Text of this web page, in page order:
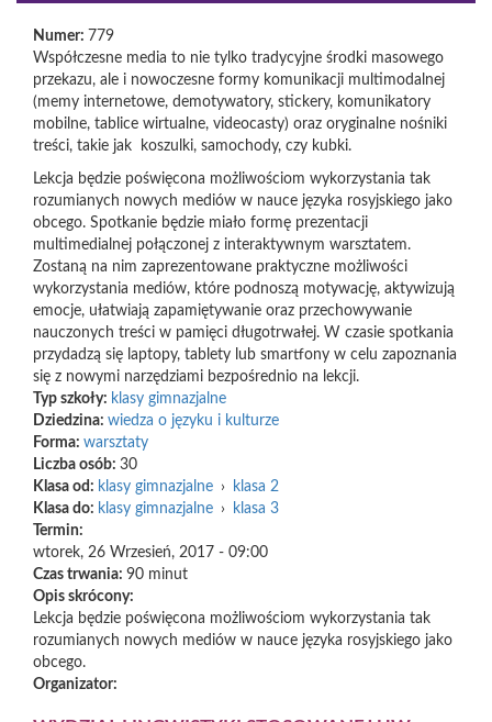
Numer: 779
Współczesne media to nie tylko tradycyjne środki masowego
przekazu, ale i nowoczesne formy komunikacji multimodalnej
(memy internetowe, demotywatory, stickery, komunikatory
mobilne, tablice wirtualne, videocasty) oraz oryginalne nośniki
treści, takie jak koszulki, samochody, czy kubki.
Lekcja będzie poświęcona możliwościom wykorzystania tak
rozumianych nowych mediów w nauce języka rosyjskiego jako
obcego. Spotkanie będzie miało formę prezentacji
multimedialnej połączonej z interaktywnym warsztatem.
Zostaną na nim zaprezentowane praktyczne możliwości
wykorzystania mediów, które podnoszą motywację, aktywizują
emocje, ułatwiają zapamiętywanie oraz przechowywanie
nauczonych treści w pamięci długotrwałej. W czasie spotkania
przydadzą się laptopy, tablety lub smartfony w celu zapoznania
się z nowymi narzędziami bezpośrednio na lekcji.
Typ szkoły: klasy gimnazjalne
Dziedzina: wiedza o języku i kulturze
Forma: warsztaty
Liczba osób: 30
Klasa od: klasy gimnazjalne ›
klasa 2
Klasa do: klasy gimnazjalne ›
klasa 3
Termin:
wtorek, 26 Wrzesień, 2017 - 09:00
Czas trwania: 90 minut
Opis skrócony:
Lekcja będzie poświęcona możliwościom wykorzystania tak
rozumianych nowych mediów w nauce języka rosyjskiego jako
obcego.
Organizator: